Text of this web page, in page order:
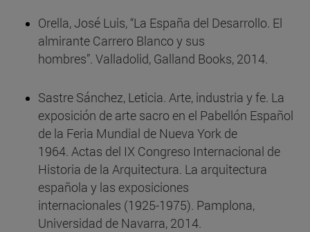
Orella, José Luis, “La España del Desarrollo. El
almirante Carrero Blanco y sus
hombres”. Valladolid, Galland Books, 2014.
Sastre Sánchez, Leticia. Arte, industria y fe. La
exposición de arte sacro en el Pabellón Español
de la Feria Mundial de Nueva York de
1964. Actas del IX Congreso Internacional de
Historia de la Arquitectura. La arquitectura
española y las exposiciones
internacionales (1925-1975). Pamplona,
Universidad de Navarra, 2014.